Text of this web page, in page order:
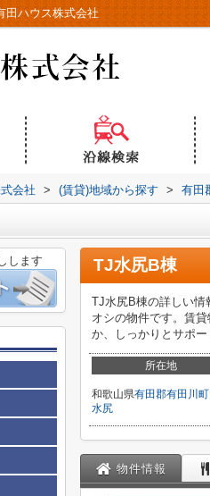
田ハウス株式会社
会社 > (賃貸)地域から探す > 有田
TJ水尻B棟
TJ水尻B棟の詳しい情
オシの物件です。賃
か、しっかりとサポ
所在地
和歌山県有田郡有田川町
水尻
物件情報
します